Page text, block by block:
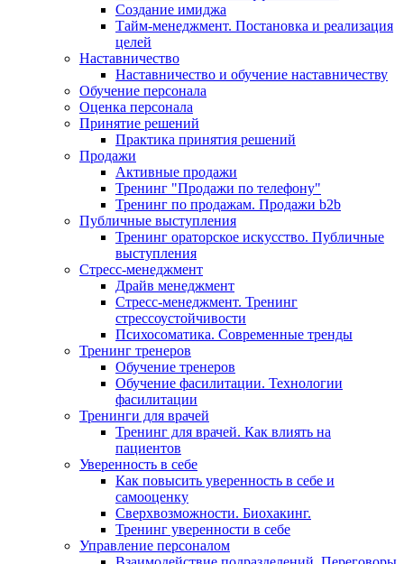
Создание имиджа
Тайм-менеджмент. Постановка и реализация
целей
Наставничество
Наставничество и обучение наставничеству
Обучение персонала
Оценка персонала
Принятие решений
Практика принятия решений
Продажи
Активные продажи
Тренинг "Продажи по телефону"
Тренинг по продажам. Продажи b2b
Публичные выступления
Тренинг ораторское искусство. Публичные
выступления
Стресс-менеджмент
Драйв менеджмент
Стресс-менеджмент. Тренинг
стрессоустойчивости
Психосоматика. Современные тренды
Тренинг тренеров
Обучение тренеров
Обучение фасилитации. Технологии
фасилитации
Тренинги для врачей
Тренинг для врачей. Как влиять на
пациентов
Уверенность в себе
Как повысить уверенность в себе и
самооценку
Сверхвозможности. Биохакинг.
Тренинг уверенности в себе
Управление персоналом